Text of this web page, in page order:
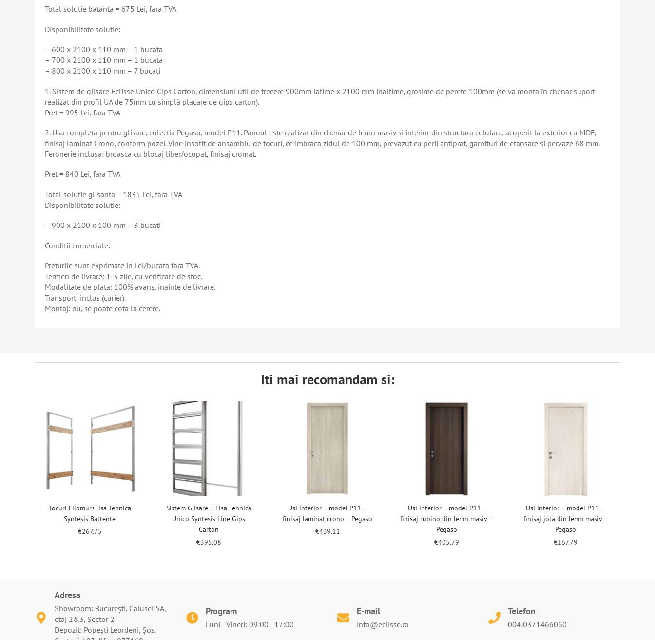
Total solutie batanta = 675 Lei, fara TVA
Disponibilitate solutie:
– 600 x 2100 x 110 mm – 1 bucata
– 700 x 2100 x 110 mm – 1 bucata
– 800 x 2100 x 110 mm – 7 bucati
1. Sistem de glisare Eclisse Unico Gips Carton, dimensiuni util de trecere 900mm latime x 2100 mm inaltime, grosime de perete 100mm (se va monta în chenar suport
realizat din profil UA de 75mm cu simplă placare de gips carton).
Pret = 995 Lei, fara TVA
2. Usa completa pentru glisare, colectia Pegaso, model P11. Panoul este realizat din chenar de lemn masiv si interior din structura celulara, acoperit la exterior cu MDF,
finisaj laminat Crono, conform pozei. Vine insotit de ansamblu de tocuri, ce imbraca zidul de 100 mm, prevazut cu perii antipraf, garnituri de etansare si pervaze 68 mm.
Feronerie inclusa: broasca cu blocaj liber/ocupat, finisaj cromat.
Pret = 840 Lei, fara TVA
Total solutie glisanta = 1835 Lei, fara TVA
Disponibilitate solutie:
– 900 x 2100 x 100 mm – 3 bucati
Conditii comerciale:
Preturile sunt exprimate in Lei/bucata fara TVA.
Termen de livrare: 1-3 zile, cu verificare de stoc.
Modalitate de plata: 100% avans, inainte de livrare.
Transport: inclus (curier).
Montaj: nu, se poate cota la cerere.
Iti mai recomandam si:
Tocuri Filomur+Fisa Tehnica
Syntesis Battente
€267.75
Sistem Glisare + Fisa Tehnica
Unico Syntesis Line Gips
Carton
€395.08
Usi interior – model P11 –
finisaj laminat crono – Pegaso
€439.11
Usi interior – model P11–
finisaj rubino din lemn masiv –
Pegaso
€405.79
Usi interior – model P11 –
finisaj jota din lemn masiv –
Pegaso
€167.79
Adresa
Showroom: București, Calusei 5A,
etaj 2&3, Sector 2
Depozit: Popești Leordeni, Șos.
Program
Luni - Vineri: 09:00 - 17:00
E-mail
info@eclisse.ro
Telefon
004 0371466060